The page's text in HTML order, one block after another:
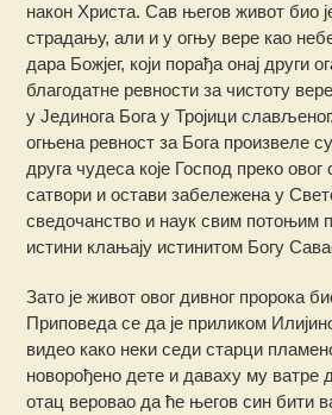
након Христа. Сав његов живот био
страдању, али и у огњу вере као
дара Божјег, који порађа онај други
благодатне ревности за чистоту
у Јединога Бога у Тројици
огњена ревност за Бога произвеле
друга чудеса које Господ преко овог
сатвори и остави забележена у
сведочанство и наук свим потоњим
истини клањају истинитом Богу
Зато је живот овог дивног пророка
Приповеда се да је приликом
видео како неки седи старци
новорођено дете и даваху му ватре
отац веровао да ће његов син бити